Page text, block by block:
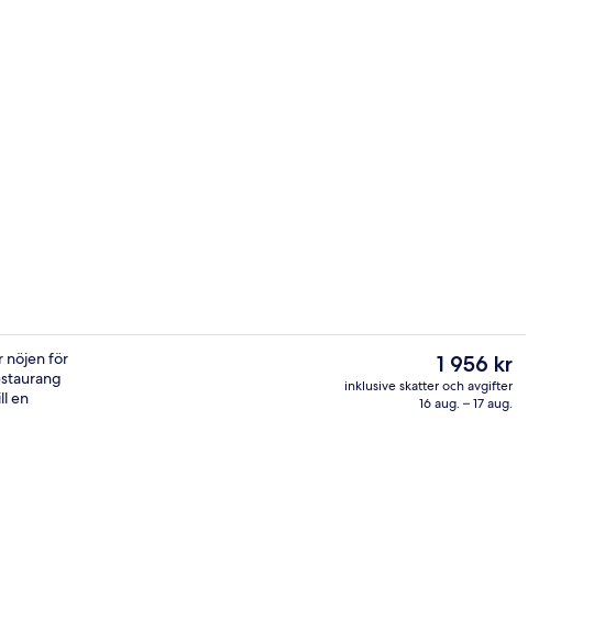
nöjen för
en
Det
nuvarande
priset
1 956 kr
inklusive skatter och avgifter
16 aug. – 17 aug.